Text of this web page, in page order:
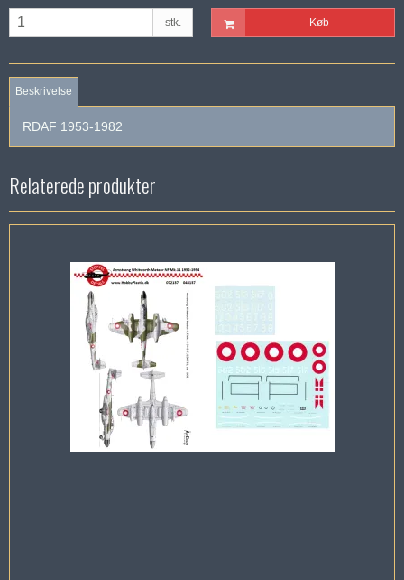
stk. Køb
Beskrivelse
RDAF 1953-1982
Relaterede produkter